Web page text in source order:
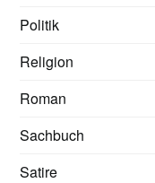
Politik
Religion
Roman
Sachbuch
Satire